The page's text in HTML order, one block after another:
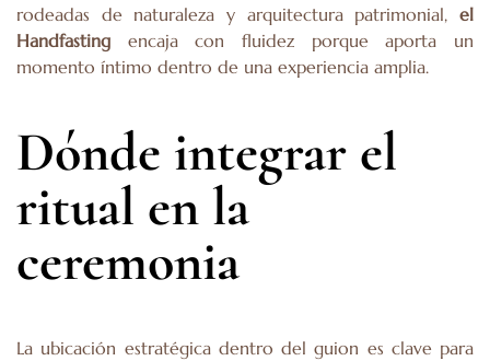
rodeadas de naturaleza y arquitectura patrimonial, el
Handfasting encaja con fluidez porque aporta un
momento íntimo dentro de una experiencia amplia.
Dónde integrar el
ritual en la
ceremonia
La ubicación estratégica dentro del guion es clave para